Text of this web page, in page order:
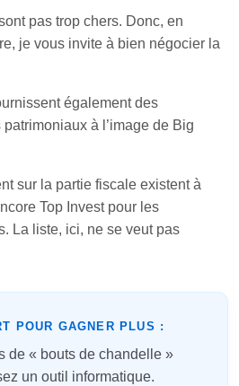
pas trop chers. Donc, en
je vous invite à bien négocier la
également des
à l’image de Big
sur la partie fiscale existent à
Top Invest pour les
La liste, ici, ne se veut pas
POUR GAGNER PLUS :
de « bouts de chandelle »
un outil informatique.